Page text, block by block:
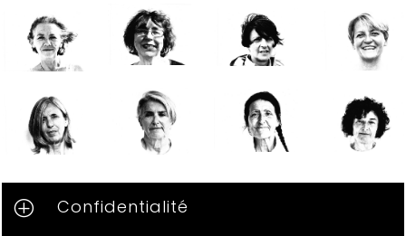
P Confidentialité